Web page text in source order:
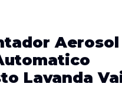
Aerosol
Lavanda